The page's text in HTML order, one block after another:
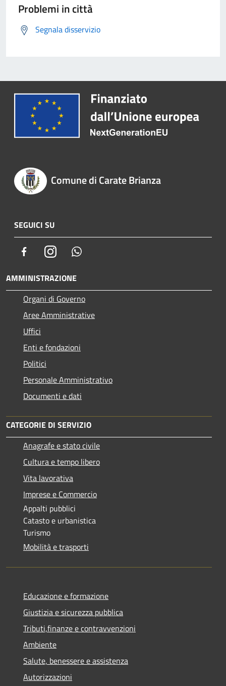
Problemi in città
Segnala disservizio
Comune di Carate Brianza
SEGUICI SU
FacebookInstagram
AMMINISTRAZIONE
Organi di Governo
Aree Amministrative
Uffici
Enti e fondazioni
Politici
Personale Amministrativo
Documenti e dati
CATEGORIE DI SERVIZIO
Anagrafe e stato civile
Cultura e tempo libero
Vita lavorativa
Imprese e Commercio
Appalti pubblici
Catasto e urbanistica
Turismo
Mobilità e trasporti
Educazione e formazione
Giustizia e sicurezza pubblica
Tributi,finanze e contravvenzioni
Ambiente
Salute, benessere e assistenza
Autorizzazioni